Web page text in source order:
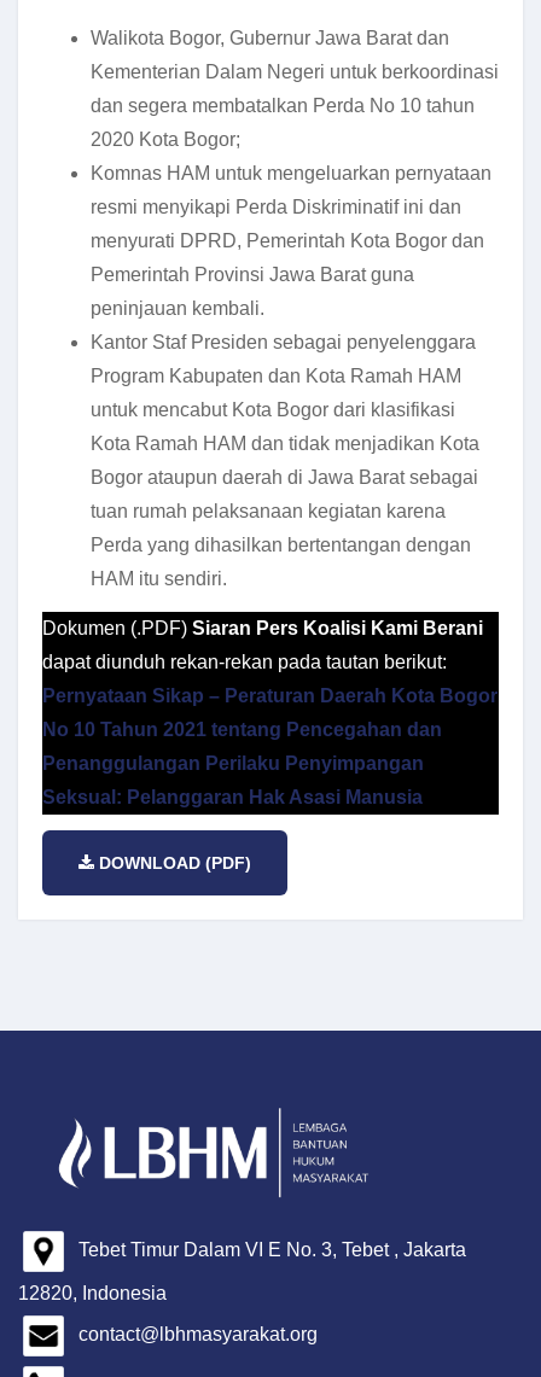
Walikota Bogor, Gubernur Jawa Barat dan
Kementerian Dalam Negeri untuk berkoordinasi
dan segera membatalkan Perda No 10 tahun
2020 Kota Bogor;
Komnas HAM untuk mengeluarkan pernyataan
resmi menyikapi Perda Diskriminatif ini dan
menyurati DPRD, Pemerintah Kota Bogor dan
Pemerintah Provinsi Jawa Barat guna
peninjauan kembali.
Kantor Staf Presiden sebagai penyelenggara
Program Kabupaten dan Kota Ramah HAM
untuk mencabut Kota Bogor dari klasifikasi
Kota Ramah HAM dan tidak menjadikan Kota
Bogor ataupun daerah di Jawa Barat sebagai
tuan rumah pelaksanaan kegiatan karena
Perda yang dihasilkan bertentangan dengan
HAM itu sendiri.
Dokumen (.PDF) Siaran Pers Koalisi Kami Berani
dapat diunduh rekan-rekan pada tautan berikut:
Pernyataan Sikap – Peraturan Daerah Kota Bogor
No 10 Tahun 2021 tentang Pencegahan dan
Penanggulangan Perilaku Penyimpangan
Seksual: Pelanggaran Hak Asasi Manusia
DOWNLOAD (PDF)
Tebet Timur Dalam VI E No. 3, Tebet , Jakarta
12820, Indonesia
contact@lbhmasyarakat.org